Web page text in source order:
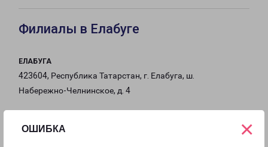
ОШИБКА ×
Филиалы в Елабуге
ЕЛАБУГА
423604, Республика Татарстан, г. Елабуга, ш.
Набережно-Челнинское, д. 4